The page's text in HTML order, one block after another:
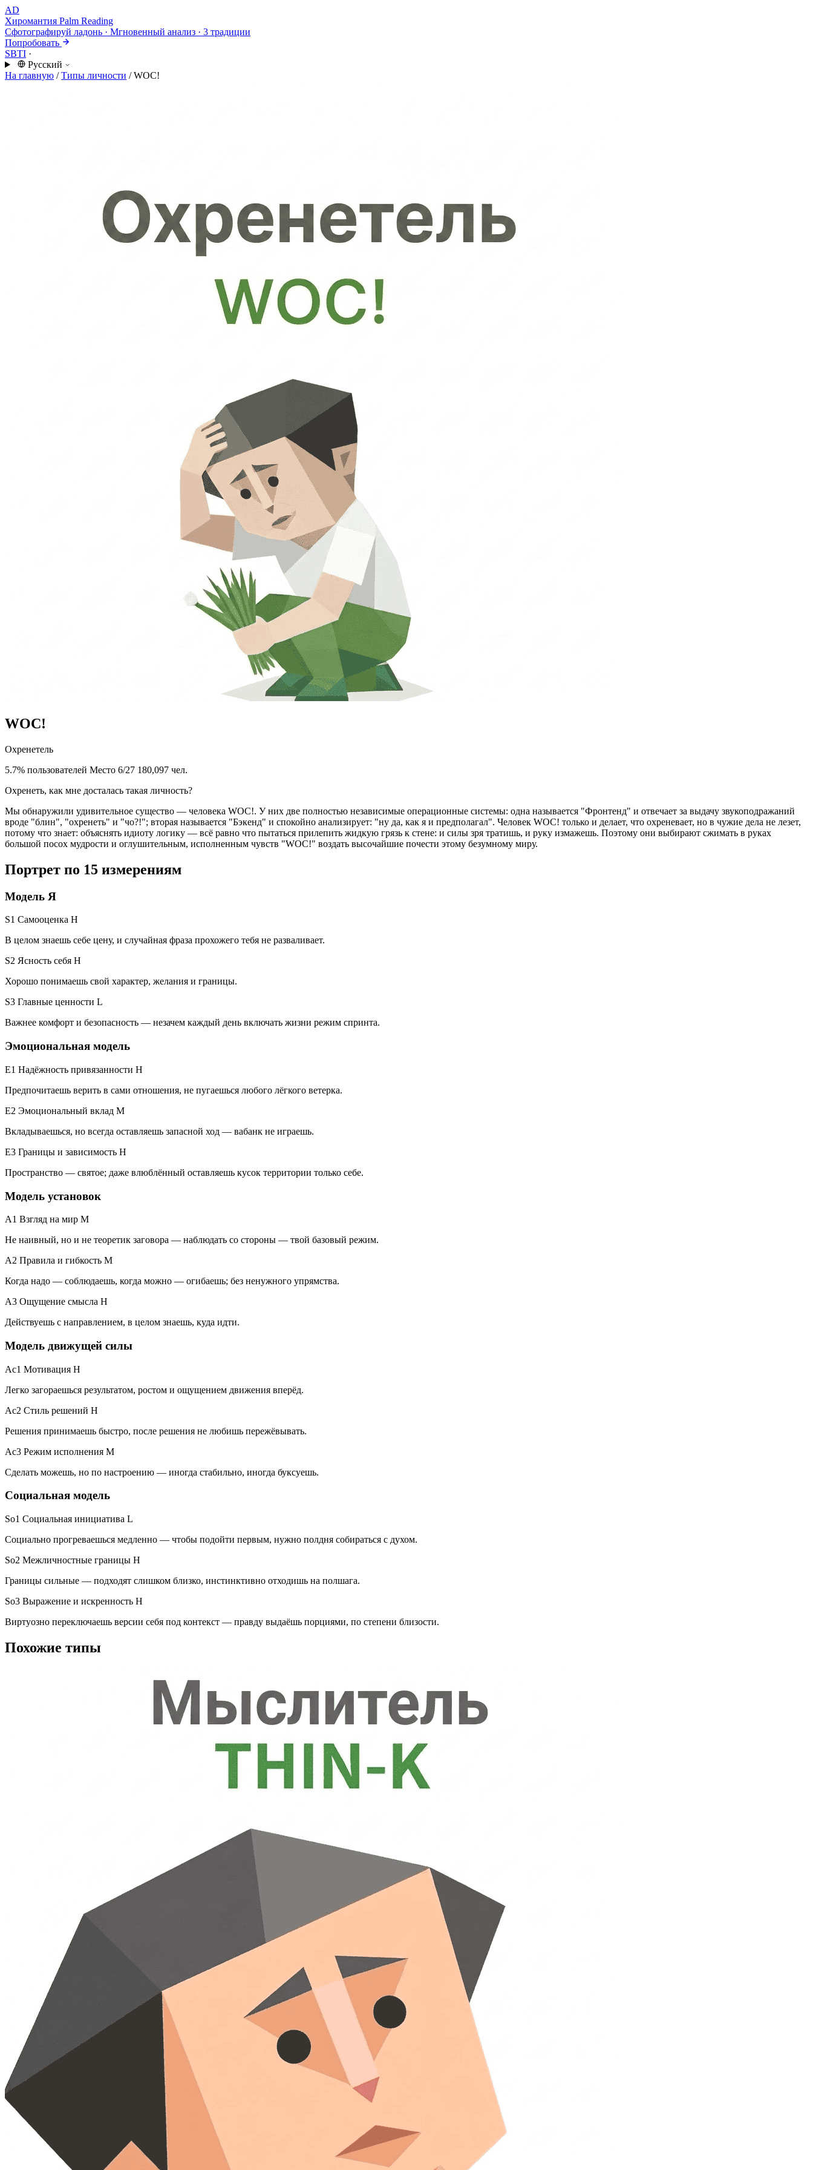
AD
Хиромантия Palm Reading
Сфотографируй ладонь · Мгновенный анализ · 3 традиции
Попробовать
SBTI ·
Русский
На главную / Типы личности / WOC!
WOC!
Охренетель
5.7% пользователей Место 6/27 180,097 чел.
Охренеть, как мне досталась такая личность?
Мы обнаружили удивительное существо — человека WOC!. У них две полностью независимые операционные системы: одна называется "Фронтенд" и отвечает за выдачу звукоподражаний
вроде "блин", "охренеть" и "чо?!"; вторая называется "Бэкенд" и спокойно анализирует: "ну да, как я и предполагал". Человек WOC! только и делает, что охреневает, но в чужие дела не лезет,
потому что знает: объяснять идиоту логику — всё равно что пытаться прилепить жидкую грязь к стене: и силы зря тратишь, и руку измажешь. Поэтому они выбирают сжимать в руках
большой посох мудрости и оглушительным, исполненным чувств "WOC!" воздать высочайшие почести этому безумному миру.
Портрет по 15 измерениям
Модель Я
S1 Самооценка H
В целом знаешь себе цену, и случайная фраза прохожего тебя не разваливает.
S2 Ясность себя H
Хорошо понимаешь свой характер, желания и границы.
S3 Главные ценности L
Важнее комфорт и безопасность — незачем каждый день включать жизни режим спринта.
Эмоциональная модель
E1 Надёжность привязанности H
Предпочитаешь верить в сами отношения, не пугаешься любого лёгкого ветерка.
E2 Эмоциональный вклад M
Вкладываешься, но всегда оставляешь запасной ход — вабанк не играешь.
E3 Границы и зависимость H
Пространство — святое; даже влюблённый оставляешь кусок территории только себе.
Модель установок
A1 Взгляд на мир M
Не наивный, но и не теоретик заговора — наблюдать со стороны — твой базовый режим.
A2 Правила и гибкость M
Когда надо — соблюдаешь, когда можно — огибаешь; без ненужного упрямства.
A3 Ощущение смысла H
Действуешь с направлением, в целом знаешь, куда идти.
Модель движущей силы
Ac1 Мотивация H
Легко загораешься результатом, ростом и ощущением движения вперёд.
Ac2 Стиль решений H
Решения принимаешь быстро, после решения не любишь пережёвывать.
Ac3 Режим исполнения M
Сделать можешь, но по настроению — иногда стабильно, иногда буксуешь.
Социальная модель
So1 Социальная инициатива L
Социально прогреваешься медленно — чтобы подойти первым, нужно полдня собираться с духом.
So2 Межличностные границы H
Границы сильные — подходят слишком близко, инстинктивно отходишь на полшага.
So3 Выражение и искренность H
Виртуозно переключаешь версии себя под контекст — правду выдаёшь порциями, по степени близости.
Похожие типы